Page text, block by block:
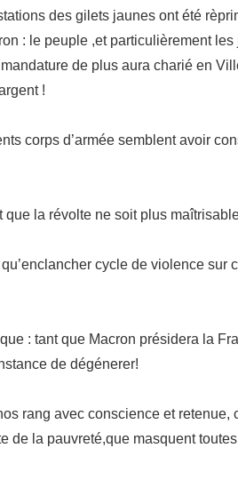
des gilets jaunes ont été
: le peuple ,et particulièrement
de plus aura charié en
!
corps d’armée semblent avoir
que la révolte ne soit plus
cycle de violence sur
: tant que Macron présidera la
de dégénerer!
rang avec conscience et
de la pauvreté,que masquent